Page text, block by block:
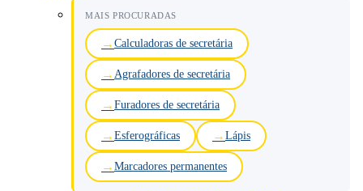
MAIS PROCURADAS
Calculadoras de secretária
Agrafadores de secretária
Furadores de secretária
Esferográficas Lápis
Marcadores permanentes